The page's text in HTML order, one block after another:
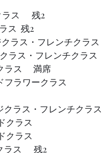
ス      残2
残2
ラス・フレンチクラス
ラス・フレンチクラス
ス　 満席
ラワークラス
クラス・フレンチクラス
ラス
ラス
残2